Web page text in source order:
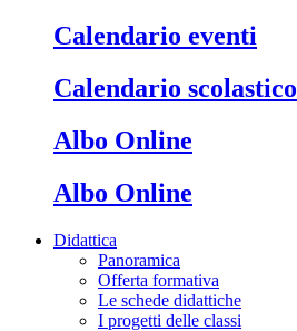
Calendario eventi
Calendario scolastico
Albo Online
Albo Online
Didattica
Panoramica
Offerta formativa
Le schede didattiche
I progetti delle classi